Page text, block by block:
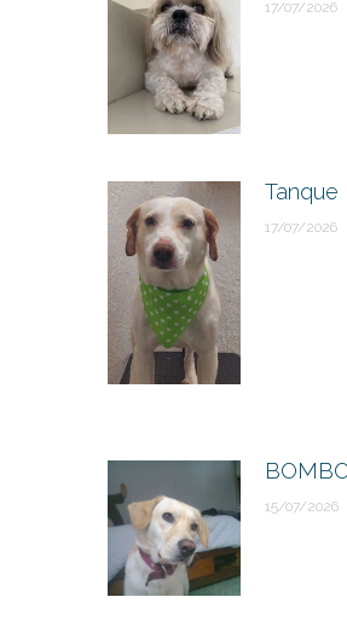
17/07/2026
Tanque
17/07/2026
15/07/2026